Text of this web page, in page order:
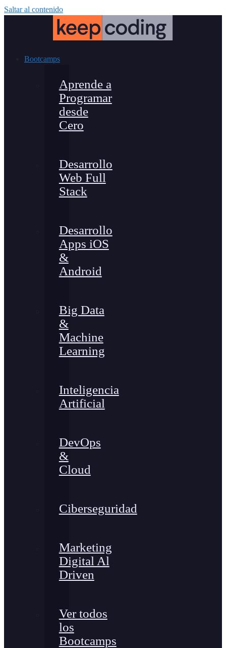
Saltar al contenido
Bootcamps
Aprende a
Programar
desde
Cero
Desarrollo
Web Full
Stack
Desarrollo
Apps iOS
&
Android
Big Data
&
Machine
Learning
Inteligencia
Artificial
DevOps
&
Cloud
Ciberseguridad
Marketing
Digital Al
Driven
Ver todos
los
Bootcamps